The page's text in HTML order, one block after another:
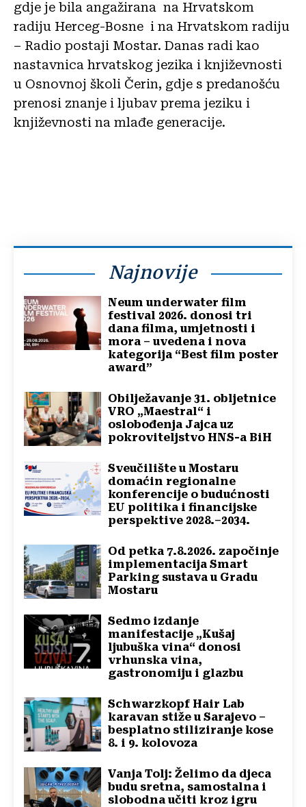
gdje je bila angažirana na Hrvatskom
radiju Herceg-Bosne i na Hrvatskom radiju
– Radio postaji Mostar. Danas radi kao
nastavnica hrvatskog jezika i književnosti
u Osnovnoj školi Čerin, gdje s predanošću
prenosi znanje i ljubav prema jeziku i
književnosti na mlađe generacije.
Najnovije
Neum underwater film
festival 2026. donosi tri
dana filma, umjetnosti i
mora – uvedena i nova
kategorija “Best film poster
award”
Obilježavanje 31. obljetnice
VRO „Maestral“ i
oslobođenja Jajca uz
pokroviteljstvo HNS-a BiH
Sveučilište u Mostaru
domaćin regionalne
konferencije o budućnosti
EU politika i financijske
perspektive 2028.–2034.
Od petka 7.8.2026. započinje
implementacija Smart
Parking sustava u Gradu
Mostaru
Sedmo izdanje
manifestacije „Kušaj
ljubuška vina“ donosi
vrhunska vina,
gastronomiju i glazbu
Schwarzkopf Hair Lab
karavan stiže u Sarajevo –
besplatno stiliziranje kose
8. i 9. kolovoza
Vanja Tolj: Želimo da djeca
budu sretna, samostalna i
slobodna učiti kroz igru